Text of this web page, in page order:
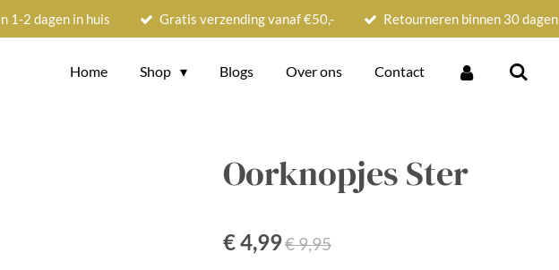
1-2 dagen in huis Gratis verzending vanaf €50,- Retourneren binnen 30 dagen
Home Shop Blogs Over ons Contact
Oorknopjes Ster
€ 4,99€ 9,95